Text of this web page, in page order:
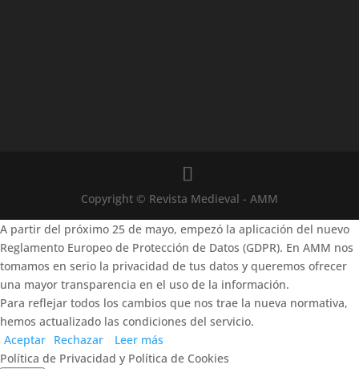
Copyright © Revista Medieval - AMM
A partir del próximo 25 de mayo, empezó la aplicación del nuevo
Reglamento Europeo de Protección de Datos (GDPR). En AMM nos
tomamos en serio la privacidad de tus datos y queremos ofrecer
una mayor transparencia en el uso de la información.
Para reflejar todos los cambios que nos trae la nueva normativa,
hemos actualizado las condiciones del servicio.
Aceptar Rechazar
Leer más
Política de Privacidad y Política de Cookies